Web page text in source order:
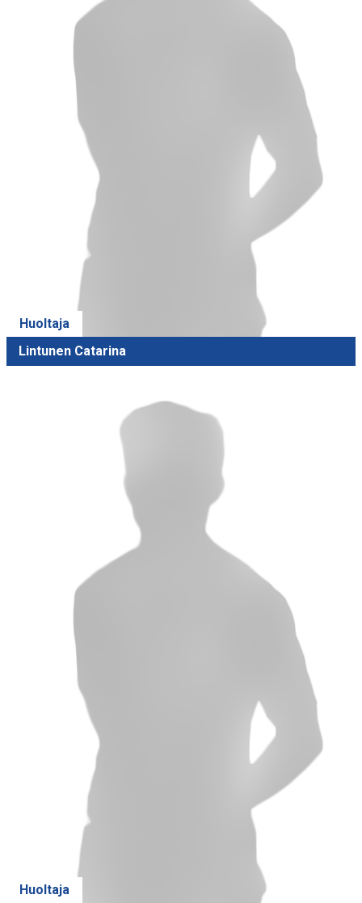
Huoltaja
Lintunen Catarina
Huoltaja